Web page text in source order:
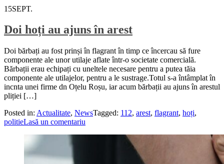
15SEPT.
Doi hoți au ajuns în arest
Doi bărbați au fost prinși în flagrant în timp ce încercau să fure
componente ale unor utilaje aflate într-o societate comercială.
Bărbații erau echipați cu uneltele necesare pentru a putea tăia
componente ale utilajelor, pentru a le sustrage.Totul s-a întâmplat în
incnta unei firme dn Oțelu Roșu, iar acum bărbații au ajuns în arestul
pliției […]
Posted in: Actualitate, NewsTagged: 112, arest, flagrant, hoți,
politieLasă un comentariu